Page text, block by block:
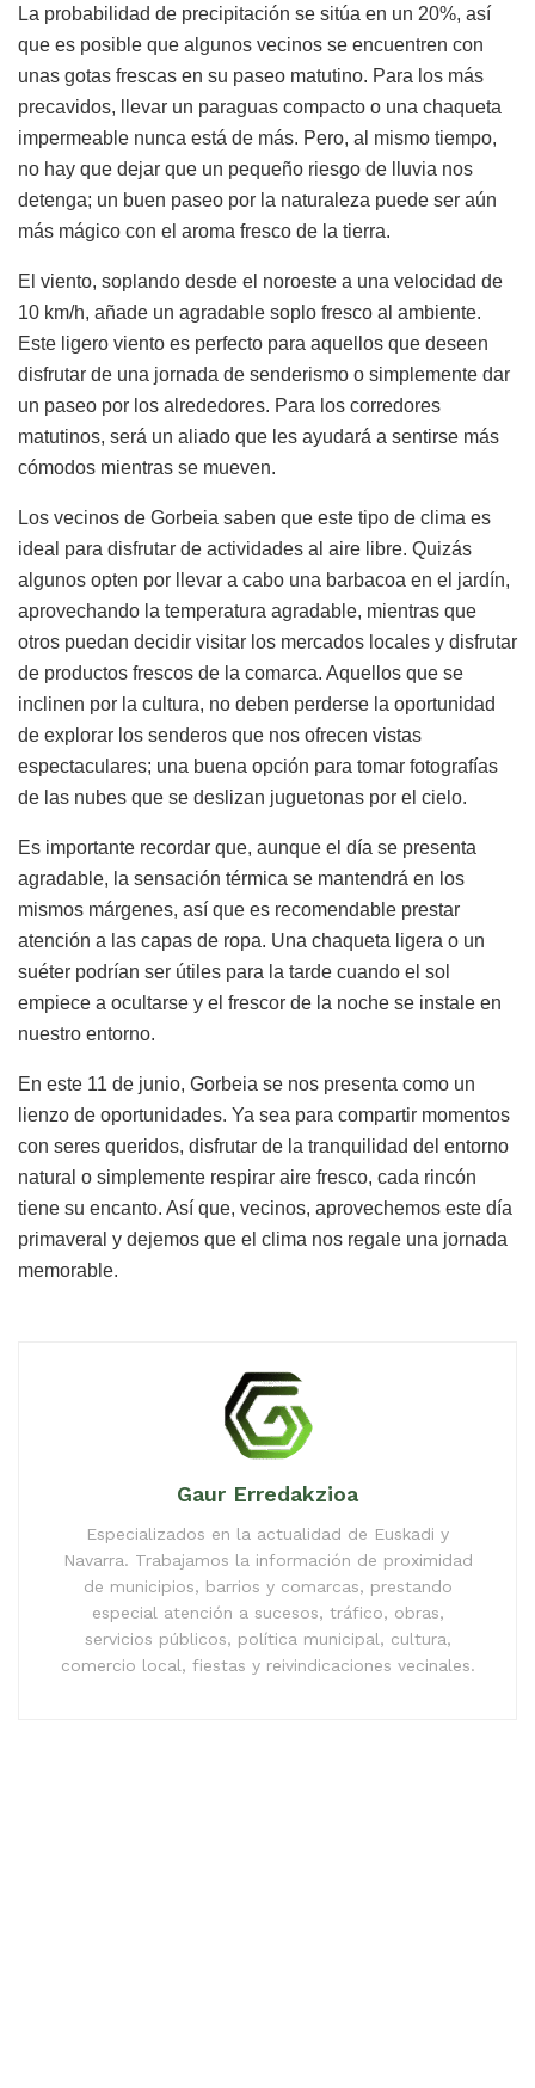
La probabilidad de precipitación se sitúa en un 20%, así
que es posible que algunos vecinos se encuentren con
unas gotas frescas en su paseo matutino. Para los más
precavidos, llevar un paraguas compacto o una chaqueta
impermeable nunca está de más. Pero, al mismo tiempo,
no hay que dejar que un pequeño riesgo de lluvia nos
detenga; un buen paseo por la naturaleza puede ser aún
más mágico con el aroma fresco de la tierra.
El viento, soplando desde el noroeste a una velocidad de
10 km/h, añade un agradable soplo fresco al ambiente.
Este ligero viento es perfecto para aquellos que deseen
disfrutar de una jornada de senderismo o simplemente dar
un paseo por los alrededores. Para los corredores
matutinos, será un aliado que les ayudará a sentirse más
cómodos mientras se mueven.
Los vecinos de Gorbeia saben que este tipo de clima es
ideal para disfrutar de actividades al aire libre. Quizás
algunos opten por llevar a cabo una barbacoa en el jardín,
aprovechando la temperatura agradable, mientras que
otros puedan decidir visitar los mercados locales y disfrutar
de productos frescos de la comarca. Aquellos que se
inclinen por la cultura, no deben perderse la oportunidad
de explorar los senderos que nos ofrecen vistas
espectaculares; una buena opción para tomar fotografías
de las nubes que se deslizan juguetonas por el cielo.
Es importante recordar que, aunque el día se presenta
agradable, la sensación térmica se mantendrá en los
mismos márgenes, así que es recomendable prestar
atención a las capas de ropa. Una chaqueta ligera o un
suéter podrían ser útiles para la tarde cuando el sol
empiece a ocultarse y el frescor de la noche se instale en
nuestro entorno.
En este 11 de junio, Gorbeia se nos presenta como un
lienzo de oportunidades. Ya sea para compartir momentos
con seres queridos, disfrutar de la tranquilidad del entorno
natural o simplemente respirar aire fresco, cada rincón
tiene su encanto. Así que, vecinos, aprovechemos este día
primaveral y dejemos que el clima nos regale una jornada
memorable.
Gaur Erredakzioa
Especializados en la actualidad de Euskadi y
Navarra. Trabajamos la información de proximidad
de municipios, barrios y comarcas, prestando
especial atención a sucesos, tráfico, obras,
servicios públicos, política municipal, cultura,
comercio local, fiestas y reivindicaciones vecinales.